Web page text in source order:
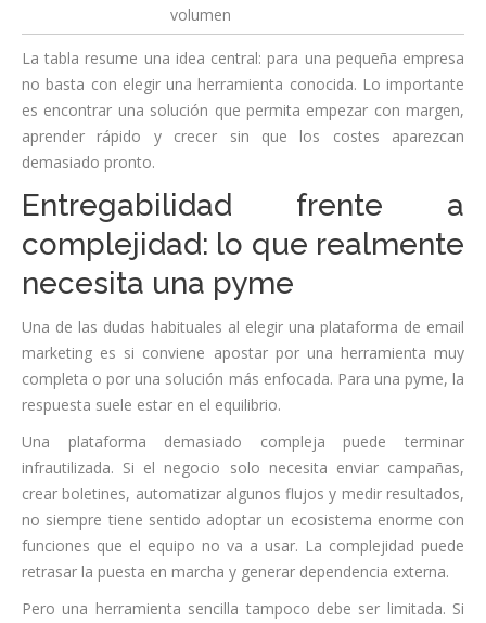
volumen
La tabla resume una idea central: para una pequeña empresa
no basta con elegir una herramienta conocida. Lo importante
es encontrar una solución que permita empezar con margen,
aprender rápido y crecer sin que los costes aparezcan
demasiado pronto.
Entregabilidad frente a
complejidad: lo que realmente
necesita una pyme
Una de las dudas habituales al elegir una plataforma de email
marketing es si conviene apostar por una herramienta muy
completa o por una solución más enfocada. Para una pyme, la
respuesta suele estar en el equilibrio.
Una plataforma demasiado compleja puede terminar
infrautilizada. Si el negocio solo necesita enviar campañas,
crear boletines, automatizar algunos flujos y medir resultados,
no siempre tiene sentido adoptar un ecosistema enorme con
funciones que el equipo no va a usar. La complejidad puede
retrasar la puesta en marcha y generar dependencia externa.
Pero una herramienta sencilla tampoco debe ser limitada. Si